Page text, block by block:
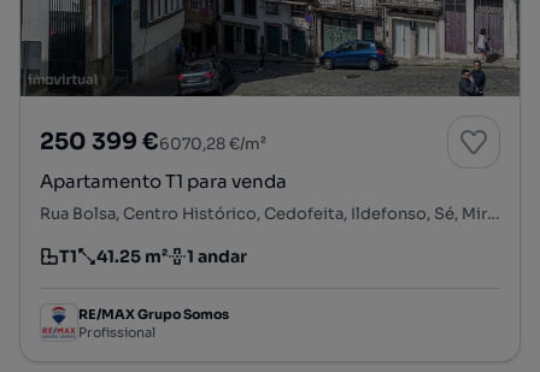
250 399 €6070,28 €/m²
Apartamento T1 para venda
Rua Bolsa, Centro Histórico, Cedofeita, Ildefonso, Sé, Miragaia, Nicolau, Vitória, Porto, Porto
Tipologia
T1
Preço por metro quadrado
41.25 m²
Andar 1 andar
RE/MAX Grupo Somos
Profissional